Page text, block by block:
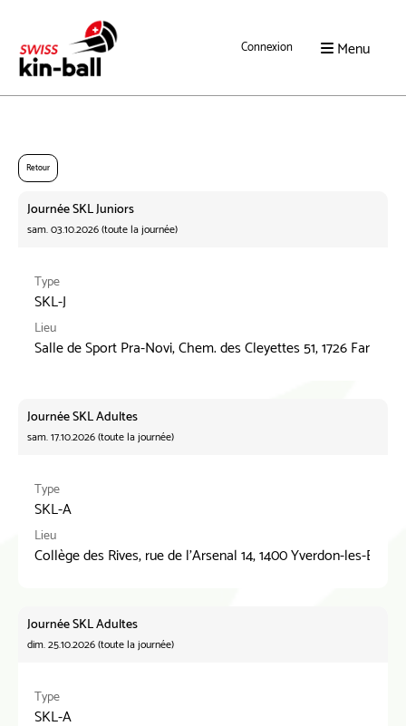
Connexion Menu
Retour
Journée SKL Juniors
sam. 03.10.2026 (toute la journée)
Type
SKL-J
Lieu
Salle de Sport Pra-Novi, Chem. des Cleyettes 51, 1726 Farvagny
Journée SKL Adultes
sam. 17.10.2026 (toute la journée)
Type
SKL-A
Lieu
Collège des Rives, rue de l'Arsenal 14, 1400 Yverdon-les-Bains
Journée SKL Adultes
dim. 25.10.2026 (toute la journée)
Type
SKL-A